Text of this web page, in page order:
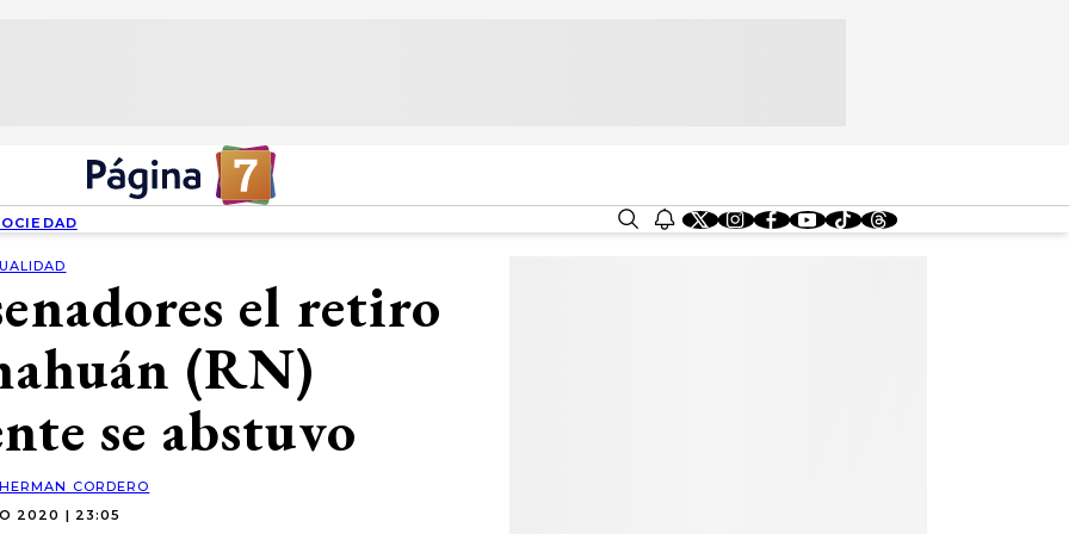
el retiro
(RN)
se abstuvo
HERMAN CORDERO
2020 | 23:05